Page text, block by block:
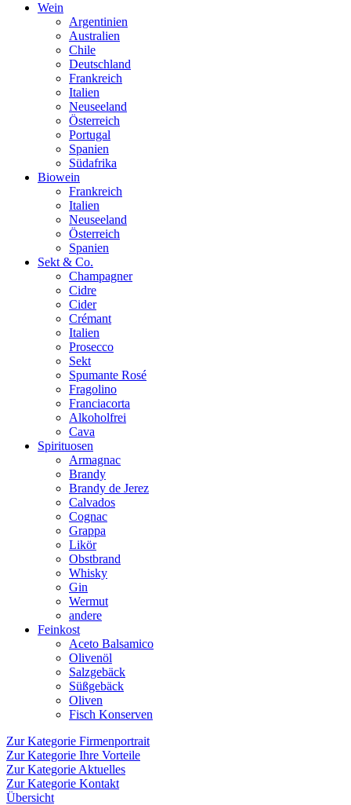
Wein
Argentinien
Australien
Chile
Deutschland
Frankreich
Italien
Neuseeland
Österreich
Portugal
Spanien
Südafrika
Biowein
Frankreich
Italien
Neuseeland
Österreich
Spanien
Sekt & Co.
Champagner
Cidre
Cider
Crémant
Italien
Prosecco
Sekt
Spumante Rosé
Fragolino
Franciacorta
Alkoholfrei
Cava
Spirituosen
Armagnac
Brandy
Brandy de Jerez
Calvados
Cognac
Grappa
Likör
Obstbrand
Whisky
Gin
Wermut
andere
Feinkost
Aceto Balsamico
Olivenöl
Salzgebäck
Süßgebäck
Oliven
Fisch Konserven
Zur Kategorie Firmenportrait
Zur Kategorie Ihre Vorteile
Zur Kategorie Aktuelles
Zur Kategorie Kontakt
Übersicht